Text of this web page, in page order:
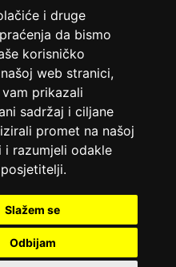
i druge
da bismo
korisničko
web stranici,
prikazali
sadržaj i ciljane
promet na našoj
i razumjeli odakle
Slažem se
Odbijam
za studente
korištenja
Kolačići
Affiliate disclaimer
VAT number : 205391327,